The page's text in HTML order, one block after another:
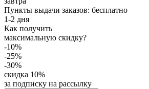
Пункты выдачи заказов: бесплатно
1-2 дня
Как получить
максимальную скидку?
-10%
-25%
-30%
скидка 10%
за подписку на рассылку